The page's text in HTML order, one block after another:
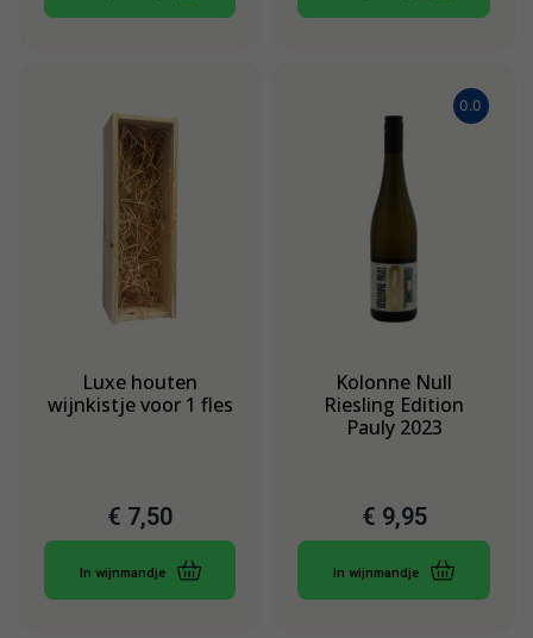
Luxe houten
wijnkistje voor 1 fles
€ 7,50
In wijnmandje
Kolonne Null
Riesling Edition
Pauly 2023
0.0
€ 9,95
In wijnmandje